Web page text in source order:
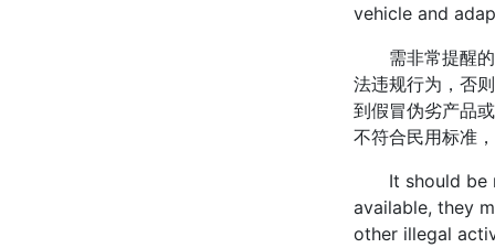
vehicle and
需非常提醒的
法违规行为，否
到假冒伪劣产品
不符合民用标准
It should be
available, they
other illegal